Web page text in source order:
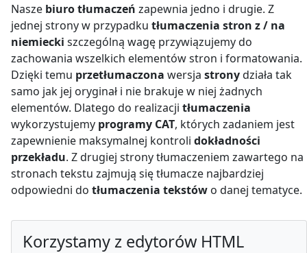
Nasze biuro tłumaczeń zapewnia jedno i drugie. Z
jednej strony w przypadku tłumaczenia stron z / na
niemiecki szczególną wagę przywiązujemy do
zachowania wszelkich elementów stron i formatowania.
Dzięki temu przetłumaczona wersja stronydziała tak
samo jak jej oryginał i nie brakuje w niej żadnych
elementów. Dlatego do realizacji tłumaczenia
wykorzystujemy programy CAT, których zadaniem jest
zapewnienie maksymalnej kontroli dokładności
przekładu. Z drugiej strony tłumaczeniem zawartego na
stronach tekstu zajmują się tłumacze najbardziej
odpowiedni do tłumaczenia tekstów o danej tematyce.
Korzystamy z edytorów HTML